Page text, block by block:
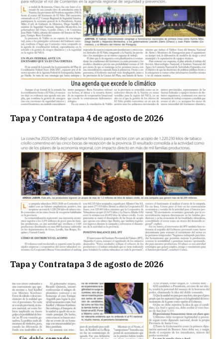
Tapa y Contratapa 4 de agosto de 2026
Tapa y Contratapa 3 de agosto de 2026